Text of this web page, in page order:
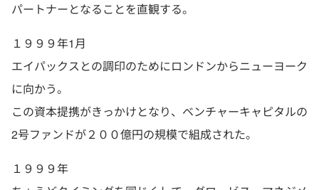
パートナーとなることを直観する。
１９９９年1月
エイパックスとの調印のためにロンドンからニューヨーク
に向かう。
この資本提携がきっかけとなり、ベンチャーキャピタルの
2号ファンドが２００億円の規模で組成された。
１９９９年